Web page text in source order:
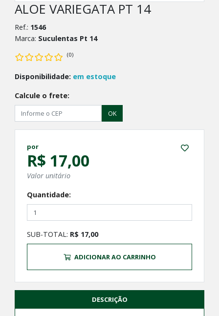
ALOE VARIEGATA PT 14
Ref.: 1546
Marca: Suculentas Pt 14
(0)
Disponibilidade: em estoque
Calcule o frete:
OK
por
R$ 17,00
Valor unitário
Quantidade:
SUB-TOTAL: R$ 17,00
ADICIONAR AO CARRINHO
DESCRIÇÃO